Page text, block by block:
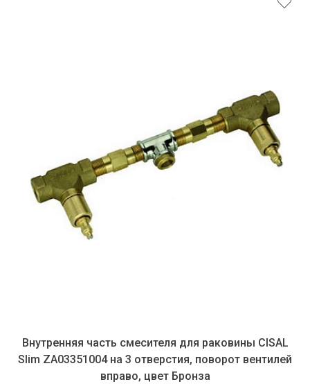
Внутренняя часть смесителя для раковины CISAL
Slim ZA03351004 на 3 отверстия, поворот вентилей
вправо, цвет Бронза